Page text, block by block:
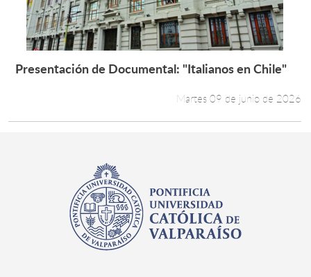
Leer más +
Presentación de Documental: "Italianos en Chile"
Martes 09 de junio de 2026